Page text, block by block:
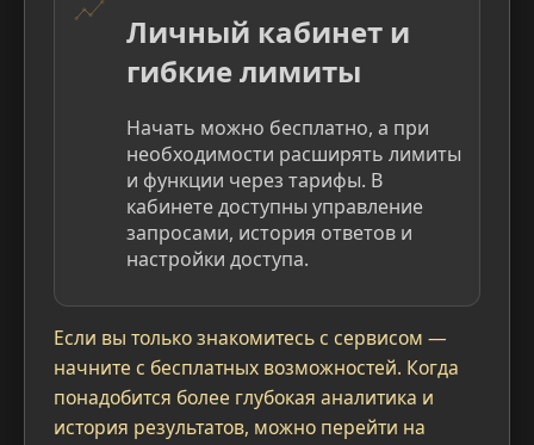
Личный кабинет и
гибкие лимиты
Начать можно бесплатно, а при
необходимости расширять лимиты
и функции через тарифы. В
кабинете доступны управление
запросами, история ответов и
настройки доступа.
Если вы только знакомитесь с сервисом —
начните с бесплатных возможностей. Когда
понадобится более глубокая аналитика и
история результатов, можно перейти на